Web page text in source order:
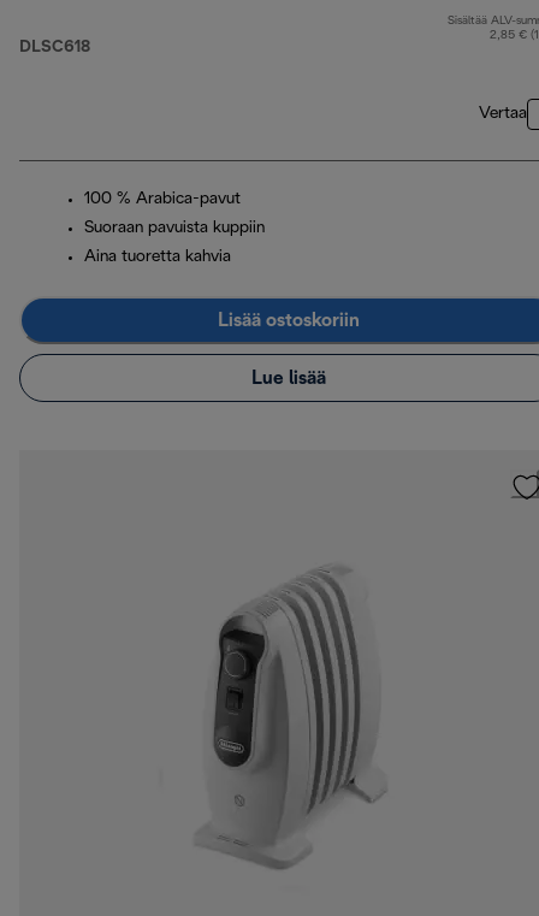
DLSC618
Sisältää ALV-
2,85 €
Vertaa
100 % Arabica-pavut
Suoraan pavuista kuppiin
Aina tuoretta kahvia
Lisää ostoskoriin
Lue lisää